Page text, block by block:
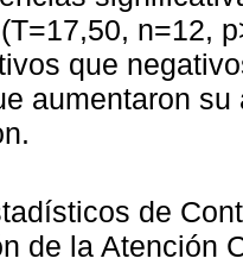
n=12,
que
aumentaron
de
de la Atención